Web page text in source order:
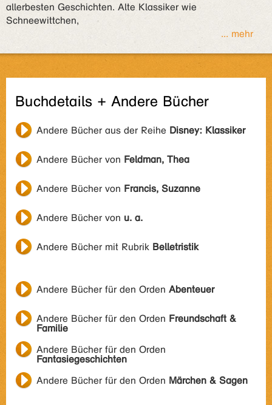
allerbesten Geschichten. Alte Klassiker wie
Schneewittchen,
... mehr
Buchdetails + Andere Bücher
Andere Bücher aus der Reihe Disney: Klassiker
Andere Bücher von Feldman, Thea
Andere Bücher von Francis, Suzanne
Andere Bücher von u. a.
Andere Bücher mit Rubrik Belletristik
Andere Bücher für den Orden Abenteuer
Andere Bücher für den Orden Freundschaft &
Familie
Andere Bücher für den Orden
Fantasiegeschichten
Andere Bücher für den Orden Märchen & Sagen